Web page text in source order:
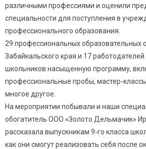
различными профессиями и оценили
специальности для поступления в
профессионального образования.
29 профессиональных образовательных
Забайкальского края и 17
школьников насыщенную программу,
профессиональные пробы, мастер-
многое другое.
На мероприятии побывали и наши
обогатитель ООО «Золото Дельмачик»
рассказала выпускникам 9-го класса
как они смогут реализовать себя после